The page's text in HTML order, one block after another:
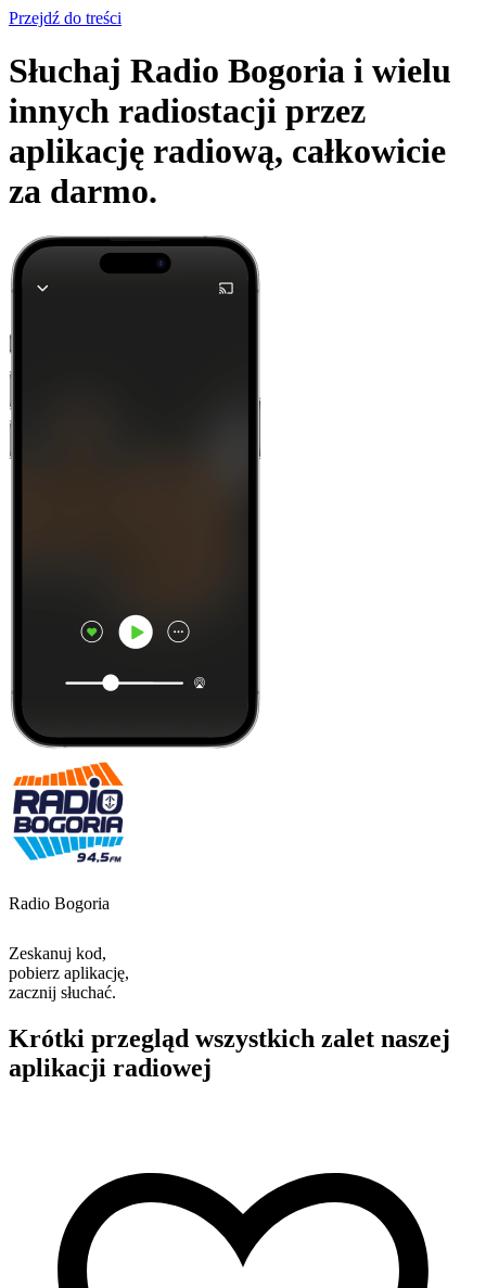
Przejdź do treści
Słuchaj Radio Bogoria i wielu
innych radiostacji przez
aplikację radiową, całkowicie
za darmo.
Radio Bogoria
Zeskanuj kod,
pobierz aplikację,
zacznij słuchać.
Krótki przegląd wszystkich zalet naszej
aplikacji radiowej